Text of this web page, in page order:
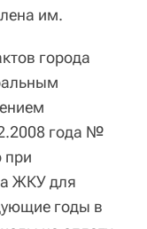
им.
города
года №
при
ЖКУ для
годы в